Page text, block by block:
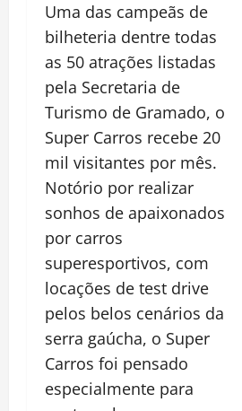
Uma das campeãs de
bilheteria dentre todas
as 50 atrações listadas
pela Secretaria de
Turismo de Gramado, o
Super Carros recebe 20
mil visitantes por mês.
Notório por realizar
sonhos de apaixonados
por carros
superesportivos, com
locações de test drive
pelos belos cenários da
serra gaúcha, o Super
Carros foi pensado
especialmente para